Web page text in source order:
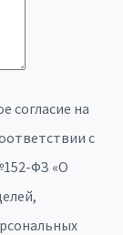
согласие на
с
ФЗ «О